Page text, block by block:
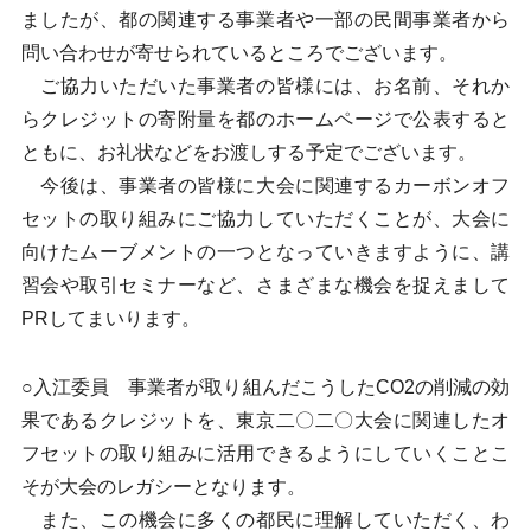
ましたが、都の関連する事業者や一部の民間事業者から
問い合わせが寄せられているところでございます。
ご協力いただいた事業者の皆様には、お名前、それか
らクレジットの寄附量を都のホームページで公表すると
ともに、お礼状などをお渡しする予定でございます。
今後は、事業者の皆様に大会に関連するカーボンオフ
セットの取り組みにご協力していただくことが、大会に
向けたムーブメントの一つとなっていきますように、講
習会や取引セミナーなど、さまざまな機会を捉えまして
PRしてまいります。
○入江委員 事業者が取り組んだこうしたCO2の削減の効
果であるクレジットを、東京二〇二〇大会に関連したオ
フセットの取り組みに活用できるようにしていくことこ
そが大会のレガシーとなります。
また、この機会に多くの都民に理解していただく、わ